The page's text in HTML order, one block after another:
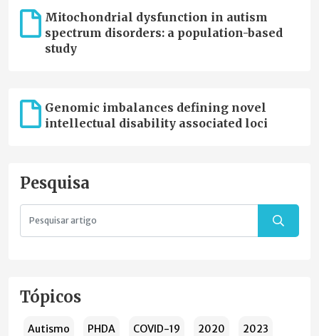
Mitochondrial dysfunction in autism
spectrum disorders: a population-based
study
Genomic imbalances defining novel
intellectual disability associated loci
Pesquisa
Tópicos
Autismo PHDA COVID-19 2020 2023